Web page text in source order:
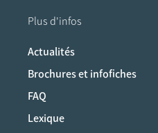
Plus d'infos
Actualités
Brochures et infofiches
FAQ
Lexique